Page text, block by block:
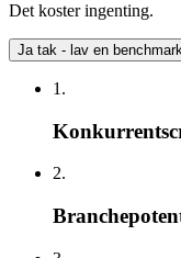
Det koster ingenting.
Ja tak - lav en
1.
2.